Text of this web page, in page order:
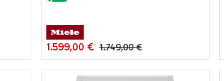
1.599,00 € 1.749,00€